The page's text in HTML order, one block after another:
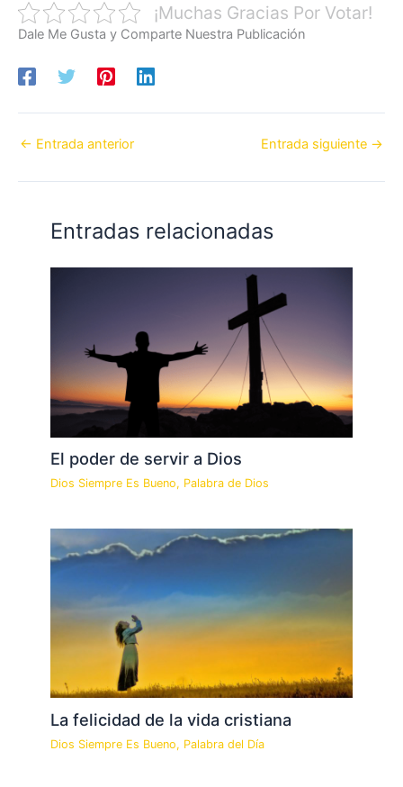
¡Muchas Gracias Por Votar!
Dale Me Gusta y Comparte Nuestra Publicación
← Entrada anterior Entrada siguiente →
Entradas relacionadas
El poder de servir a Dios
Dios Siempre Es Bueno, Palabra de Dios
La felicidad de la vida cristiana
Dios Siempre Es Bueno, Palabra del Día